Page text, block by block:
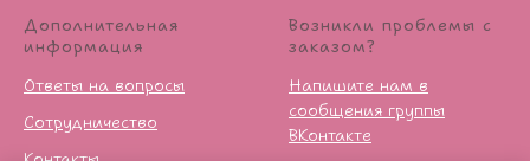
Дополнительная
информация
Ответы на вопросы
Сотрудничество
Контакты
Возникли проблемы с
заказом?
Напишите нам в
сообщения группы
ВКонтакте